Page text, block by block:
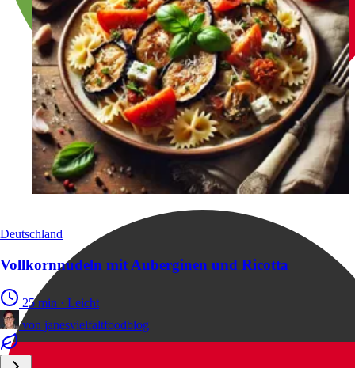
Deutschland
Vollkornnudeln mit Auberginen und Ricotta
25 min · Leicht
von janesvielfaltfoodblog